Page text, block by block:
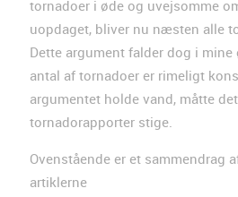
tornadoer i øde og uvejsomme
uopdaget, bliver nu næsten alle
Dette argument falder dog i
antal af tornadoer er rimeligt
argumentet holde vand, måtte
tornadorapporter stige.
Ovenstående er et sammendrag
artiklerne